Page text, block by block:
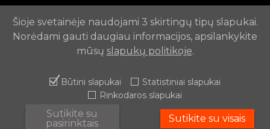
Šioje svetainėje naudojami 3 skirtingų tipų slapukai.
Norėdami gauti daugiau informacijos, apsilankykite
mūsų slapukų politikoje.
Būtini slapukai
Statistiniai slapukai
Rinkodaros slapukai
Sutikite su
pasirinktais
Sutikite su visais